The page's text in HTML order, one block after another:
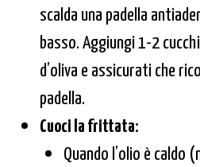
scalda una padella
basso. Aggiungi 1-2
d’oliva e assicurati che
padella.
Cuoci la frittata:
Quando l’olio è caldo